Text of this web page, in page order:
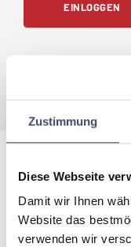
Zustimmung
Diese Webseite
Damit wir Ihnen
Website das
verwenden wir
EINLOGGEN
Best Practice
Wie dieser Partner
Praxis umgesetzt hat,